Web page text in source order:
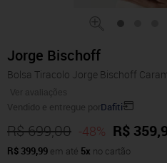
Jorge Bischoff
Bolsa Tiracolo Jorge Bischoff
Ver avaliações
Vendido e entregue porDafiti
R$ 699,00 -48% R$
R$ 399,99 em até 5x no cartão